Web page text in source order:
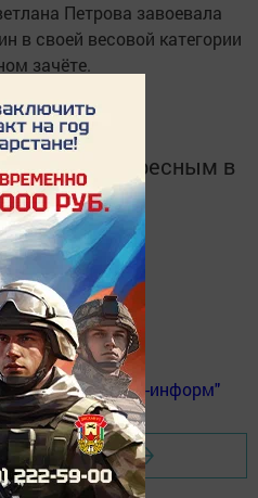
Петрова завоевала
в своей весовой категории
зачёте.
и интересным в
в
MАХ:
канал "Бавлы-информ"
новости